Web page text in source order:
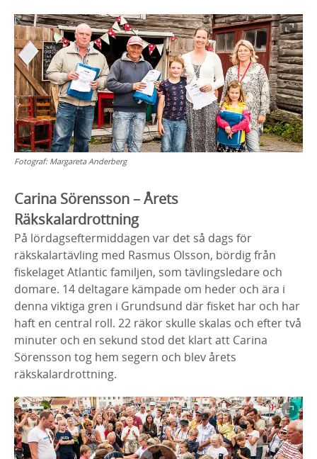
Fotograf: Margareta Anderberg
Carina Sörensson – Årets
Räkskalardrottning
På lördagseftermiddagen var det så dags för
räkskalartävling med Rasmus Olsson, bördig från
fiskelaget Atlantic familjen, som tävlingsledare och
domare. 14 deltagare kämpade om heder och ära i
denna viktiga gren i Grundsund där fisket har och har
haft en central roll. 22 räkor skulle skalas och efter två
minuter och en sekund stod det klart att Carina
Sörensson tog hem segern och blev årets
räkskalardrottning.